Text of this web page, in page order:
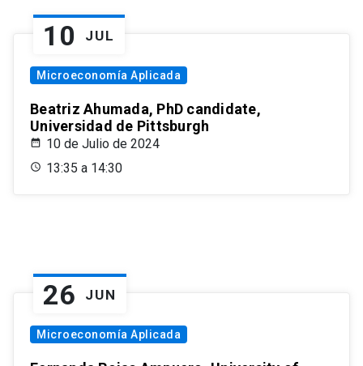
10 JUL
Microeconomía Aplicada
Beatriz Ahumada, PhD candidate,
Universidad de Pittsburgh
10 de Julio de 2024
13:35 a 14:30
26 JUN
Microeconomía Aplicada